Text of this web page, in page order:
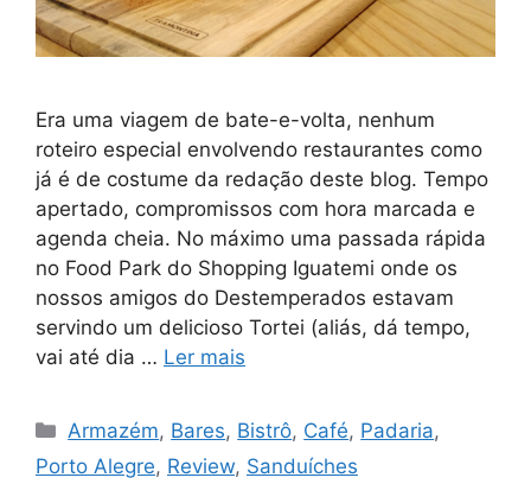
Era uma viagem de bate-e-volta, nenhum
roteiro especial envolvendo restaurantes como
já é de costume da redação deste blog. Tempo
apertado, compromissos com hora marcada e
agenda cheia. No máximo uma passada rápida
no Food Park do Shopping Iguatemi onde os
nossos amigos do Destemperados estavam
servindo um delicioso Tortei (aliás, dá tempo,
vai até dia … Ler mais
Categorias
Armazém, Bares, Bistrô, Café, Padaria,
Porto Alegre, Review, Sanduíches